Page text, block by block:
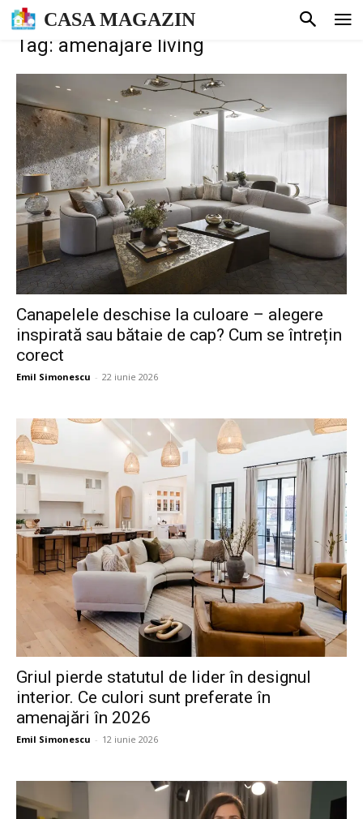
CASA MAGAZIN
Tag: amenajare living
Canapelele deschise la culoare – alegere
inspirată sau bătaie de cap? Cum se întrețin
corect
Emil Simonescu - 22 iunie 2026
Griul pierde statutul de lider în designul
interior. Ce culori sunt preferate în
amenajări în 2026
Emil Simonescu - 12 iunie 2026